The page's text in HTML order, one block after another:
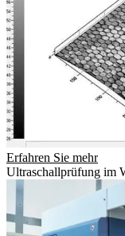
Erfahren Sie mehr
Ultraschallprüfung im